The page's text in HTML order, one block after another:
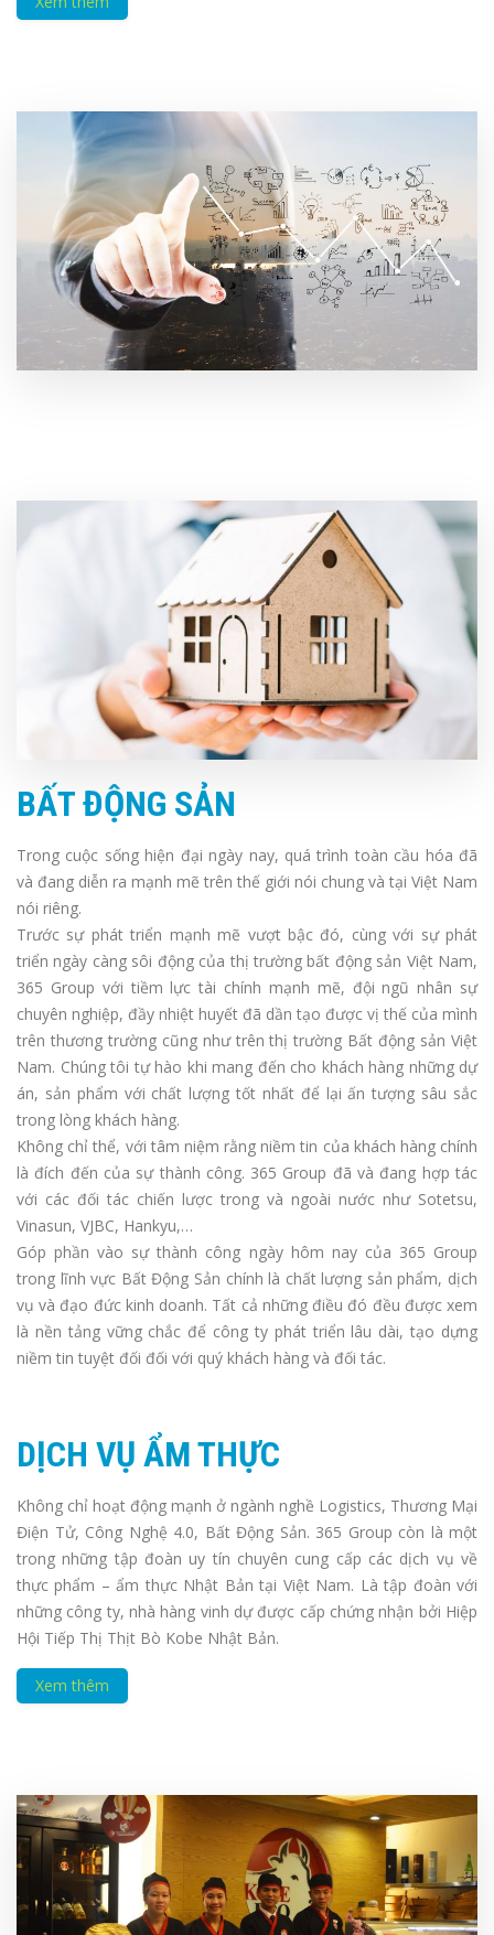
BẤT ĐỘNG SẢN
Trong cuộc sống hiện đại ngày nay, quá trình toàn cầu hóa đã
và đang diễn ra mạnh mẽ trên thế giới nói chung và tại Việt Nam
nói riêng.
Trước sự phát triển mạnh mẽ vượt bậc đó, cùng với sự phát
triển ngày càng sôi động của thị trường bất động sản Việt Nam,
365 Group với tiềm lực tài chính mạnh mẽ, đội ngũ nhân sự
chuyên nghiệp, đầy nhiệt huyết đã dần tạo được vị thế của mình
trên thương trường cũng như trên thị trường Bất động sản Việt
Nam. Chúng tôi tự hào khi mang đến cho khách hàng những dự
án, sản phẩm với chất lượng tốt nhất để lại ấn tượng sâu sắc
trong lòng khách hàng.
Không chỉ thể, với tâm niệm rằng niềm tin của khách hàng chính
là đích đến của sự thành công. 365 Group đã và đang hợp tác
với các đối tác chiến lược trong và ngoài nước như Sotetsu,
Vinasun, VJBC, Hankyu,…
Góp phần vào sự thành công ngày hôm nay của 365 Group
trong lĩnh vực Bất Động Sản chính là chất lượng sản phẩm, dịch
vụ và đạo đức kinh doanh. Tất cả những điều đó đều được xem
là nền tảng vững chắc để công ty phát triển lâu dài, tạo dựng
niềm tin tuyệt đối đối với quý khách hàng và đối tác.
DỊCH VỤ ẨM THỰC
Không chỉ hoạt động mạnh ở ngành nghề Logistics, Thương Mại
Điện Tử, Công Nghệ 4.0, Bất Động Sản. 365 Group còn là một
trong những tập đoàn uy tín chuyên cung cấp các dịch vụ về
thực phẩm – ẩm thực Nhật Bản tại Việt Nam. Là tập đoàn với
những công ty, nhà hàng vinh dự được cấp chứng nhận bởi Hiệp
Hội Tiếp Thị Thịt Bò Kobe Nhật Bản.
Xem thêm